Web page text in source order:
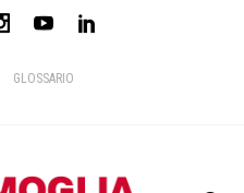
GLOSSARIO